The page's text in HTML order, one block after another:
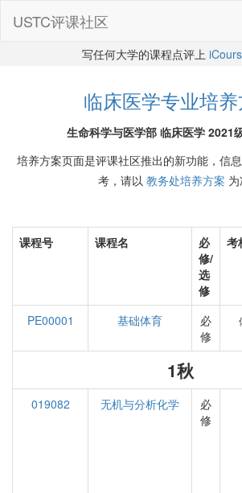
USTC评课社区
写任何大学的课程点评上
临床医学专业培
生命科学与医学部 临床医学 2021
培养方案页面是评课社区推出的新功能，信
考，请以 教务处培养方案 为
课程号 课程名
必
修/
选
修
考
PE00001
基础体育
必
修
1秋
019082 无机与分析化学
必
修